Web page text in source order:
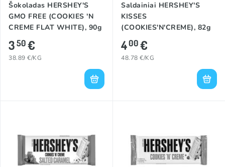
Šokoladas HERSHEY'S
GMO FREE (COOKIES 'N
CREME FLAT WHITE), 90g
350€
38.89 €/KG
Saldainiai HERSHEY'S
KISSES
(COOKIES'N'CREME), 82g
400€
48.78 €/KG